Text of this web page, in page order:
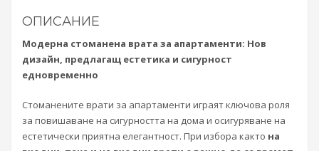
ОПИСАНИЕ
Модерна стоманена врата за апартаменти: Нов
дизайн, предлагащ естетика и сигурност
едновременно
Стоманените врати за апартаменти играят ключова роля
за повишаване на сигурността на дома и осигуряване на
естетически приятна елегантност. При избора както на